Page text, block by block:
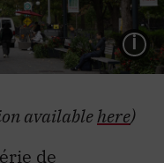
available here )
de